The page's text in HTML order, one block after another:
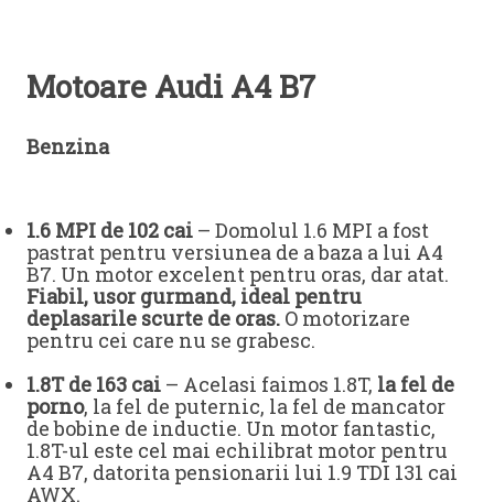
Motoare Audi A4 B7
Benzina
1.6 MPI de 102 cai – Domolul 1.6 MPI a fost
pastrat pentru versiunea de a baza a lui A4
B7. Un motor excelent pentru oras, dar atat.
Fiabil, usor gurmand, ideal pentru
deplasarile scurte de oras. O motorizare
pentru cei care nu se grabesc.
1.8T de 163 cai – Acelasi faimos 1.8T, la fel de
porno, la fel de puternic, la fel de mancator
de bobine de inductie. Un motor fantastic,
1.8T-ul este cel mai echilibrat motor pentru
A4 B7, datorita pensionarii lui 1.9 TDI 131 cai
AWX.